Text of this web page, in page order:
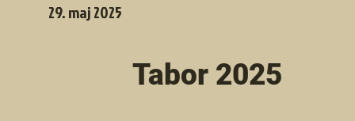
29. maj 2025
Tabor 2025